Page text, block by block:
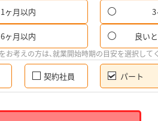
1ヶ月以内
6ヶ月以内 良い
お考えの方は、就業開始時期の目安を選択して
契約社員 パート